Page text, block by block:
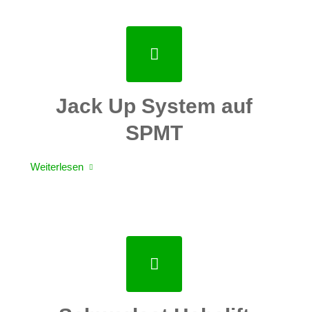
Jack Up System auf
SPMT
Weiterlesen